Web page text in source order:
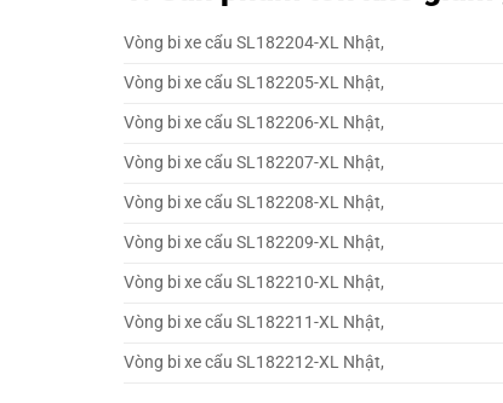
Vòng bi xe cẩu SL182204-XL Nhật,
Vòng bi xe cẩu SL182205-XL Nhật,
Vòng bi xe cẩu SL182206-XL Nhật,
Vòng bi xe cẩu SL182207-XL Nhật,
Vòng bi xe cẩu SL182208-XL Nhật,
Vòng bi xe cẩu SL182209-XL Nhật,
Vòng bi xe cẩu SL182210-XL Nhật,
Vòng bi xe cẩu SL182211-XL Nhật,
Vòng bi xe cẩu SL182212-XL Nhật,